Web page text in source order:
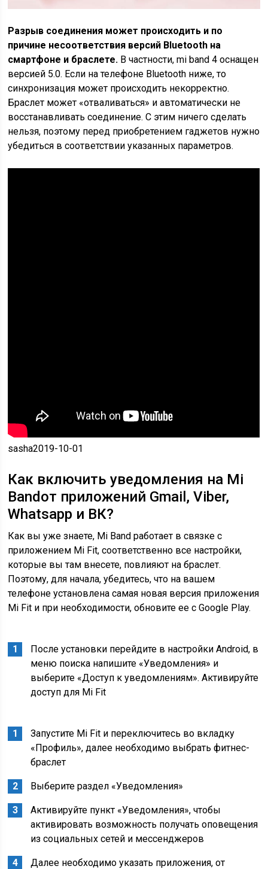
Разрыв соединения может происходить и по
причине несоответствия версий Bluetooth на
смартфоне и браслете. В частности, mi band 4 оснащен
версией 5.0. Если на телефоне Bluetooth ниже, то
синхронизация может происходить некорректно.
Браслет может «отваливаться» и автоматически не
восстанавливать соединение. С этим ничего сделать
нельзя, поэтому перед приобретением гаджетов нужно
убедиться в соответствии указанных параметров.
sasha2019-10-01
Как включить уведомления на Mi
Bandот приложений Gmail, Viber,
Whatsapp и ВК?
Как вы уже знаете, Mi Band работает в связке с
приложением Mi Fit, соответственно все настройки,
которые вы там внесете, повлияют на браслет.
Поэтому, для начала, убедитесь, что на вашем
телефоне установлена самая новая версия приложения
Mi Fit и при необходимости, обновите ее с Google Play.
После установки перейдите в настройки Android, в
меню поиска напишите «Уведомления» и
выберите «Доступ к уведомлениям». Активируйте
доступ для Mi Fit
Запустите Mi Fit и переключитесь во вкладку
«Профиль», далее необходимо выбрать фитнес-
браслет
Выберите раздел «Уведомления»
Активируйте пункт «Уведомления», чтобы
активировать возможность получать оповещения
из социальных сетей и мессенджеров
Далее необходимо указать приложения, от